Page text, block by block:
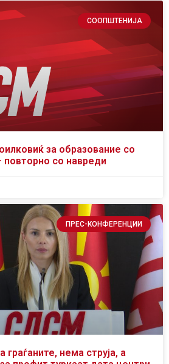
СООПШТЕНИЈА
за образование со
повторно со навреди
ПРЕС-КОНФЕРЕНЦИИ
граѓаните, нема струја, а